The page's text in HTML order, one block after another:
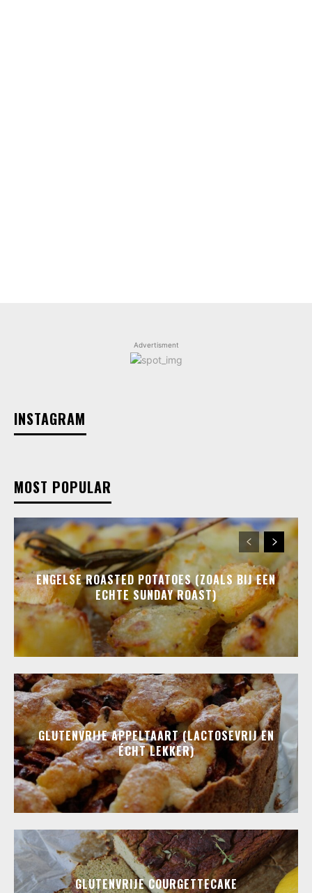
Advertisment
INSTAGRAM
MOST POPULAR
ENGELSE ROASTED POTATOES (ZOALS BIJ EEN
ECHTE SUNDAY ROAST)
GLUTENVRIJE APPELTAART (LACTOSEVRIJ EN
ÉCHT LEKKER)
GLUTENVRIJE COURGETTECAKE